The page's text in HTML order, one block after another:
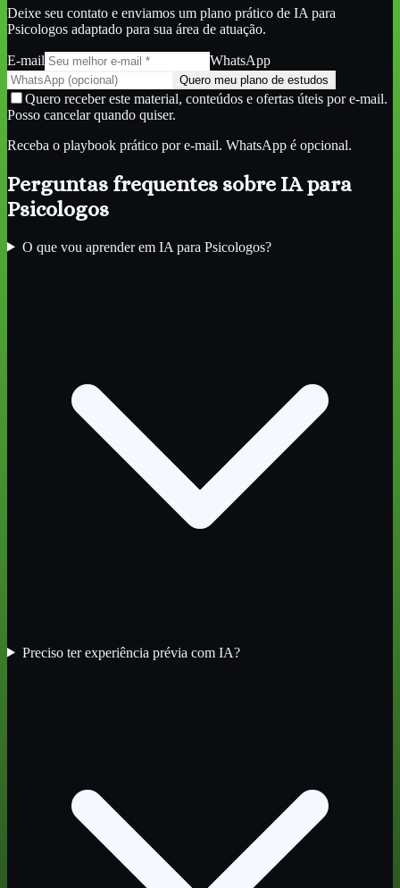
Deixe seu contato e enviamos um plano prático de IA para
Psicologos adaptado para sua área de atuação.
E-mail WhatsApp
Quero meu plano de estudos
Quero receber este material, conteúdos e ofertas úteis por e-mail.
Posso cancelar quando quiser.
Receba o playbook prático por e-mail. WhatsApp é opcional.
Perguntas frequentes sobre IA para
Psicologos
O que vou aprender em IA para Psicologos?
Preciso ter experiência prévia com IA?